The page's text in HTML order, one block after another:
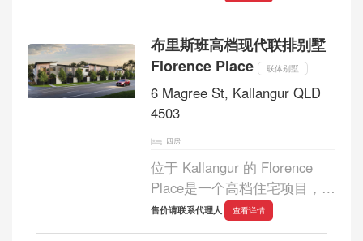
布里斯班高档现代联排别墅
Florence Place
联体别墅
6 Magree St, Kallangur QLD
4503
四房
位于 Kallangur 的 Florence
Place是一个高档住宅项目，包
含35栋现代联排别墅，每栋别
墅都旨在为莫顿湾中心地带的
售价请联系代理人 查看详情